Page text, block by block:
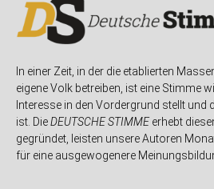
In einer Zeit, in der die etablierten
eigene Volk betreiben, ist eine Stimme
Interesse in den Vordergrund stellt und
ist. DieDEUTSCHE STIMMEerhebt
gegründet, leisten unsere Autoren
für eine ausgewogenere